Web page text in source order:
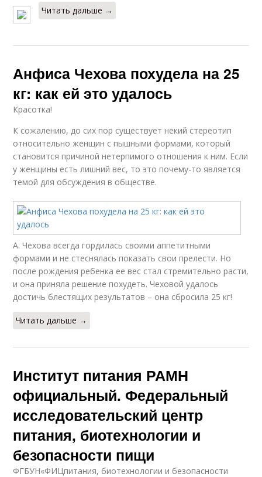
Читать дальше →
Анфиса Чехова похудела на 25
кг: как ей это удалось
Красотка!
К сожалению, до сих пор существует некий стереотип
относительно женщин с пышными формами, который
становится причиной нетерпимого отношения к ним. Если
у женщины есть лишний вес, то это почему-то является
темой для обсуждения в обществе.
А. Чехова всегда гордилась своими аппетитными
формами и не стеснялась показать свои прелести. Но
после рождения ребенка ее вес стал стремительно расти,
и она приняла решение похудеть. Чеховой удалось
достичь блестящих результатов – она сбросила 25 кг!
Читать дальше →
Институт питания РАМН
официальный. Федеральный
исследовательский центр
питания, биотехнологии и
безопасности пищи
ФГБУН«ФИЦпитания, биотехнологии и безопасности